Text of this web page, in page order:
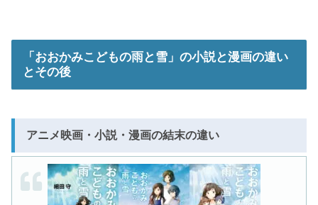
「おおかみこどもの雨と雪」の小説と漫画の違い
とその後
アニメ映画・小説・漫画の結末の違い